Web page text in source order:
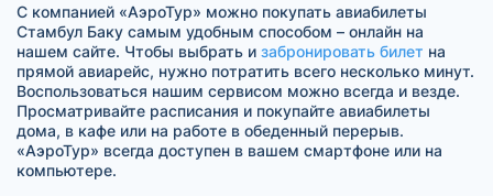
С компанией «АэроТур» можно покупать авиабилеты
Стамбул Баку самым удобным способом – онлайн на
нашем сайте. Чтобы выбрать и забронировать билет на
прямой авиарейс, нужно потратить всего несколько минут.
Воспользоваться нашим сервисом можно всегда и везде.
Просматривайте расписания и покупайте авиабилеты
дома, в кафе или на работе в обеденный перерыв.
«АэроТур» всегда доступен в вашем смартфоне или на
компьютере.